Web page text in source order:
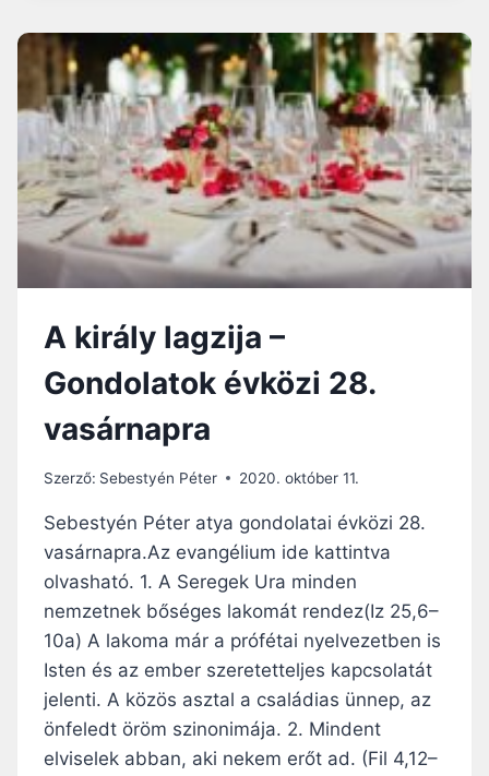
M
,
H
A
É
T
L
E
N
M
E
T
E
,
H
Á
Y
S
Z
O
K
A király lagzija –
Gondolatok évközi 28.
vasárnapra
Szerző: Sebestyén Péter 2020. október 11.
Sebestyén Péter atya gondolatai évközi 28.
vasárnapra.Az evangélium ide kattintva
olvasható. 1. A Seregek Ura minden
nemzetnek bőséges lakomát rendez(Iz 25,6–
10a) A lakoma már a prófétai nyelvezetben is
Isten és az ember szeretetteljes kapcsolatát
jelenti. A közös asztal a családias ünnep, az
önfeledt öröm szinonimája. 2. Mindent
elviselek abban, aki nekem erőt ad. (Fil 4,12–